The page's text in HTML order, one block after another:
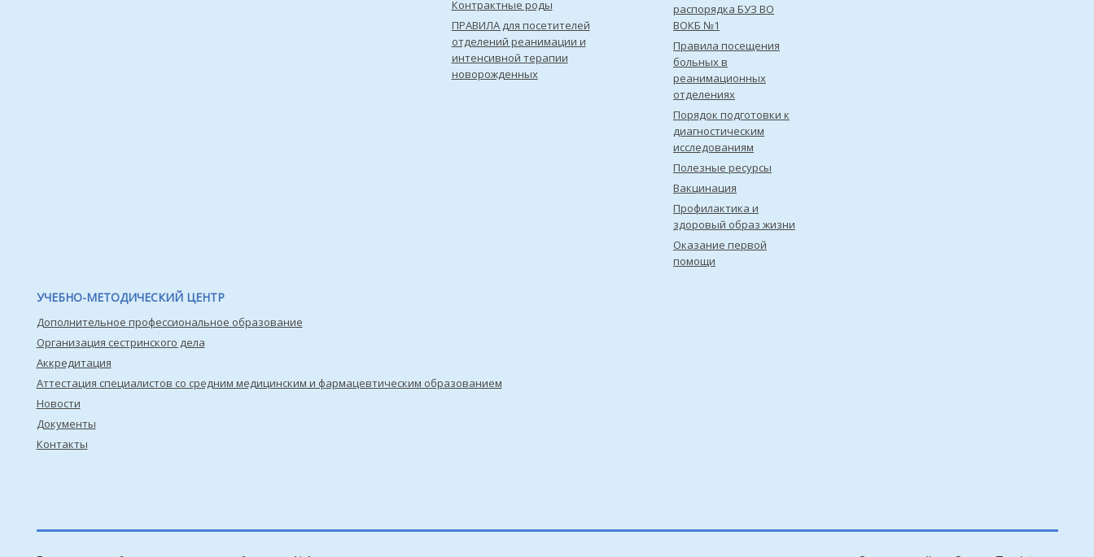
Контрактные роды
ПРАВИЛА для посетителей
отделений реанимации и
интенсивной терапии
новорожденных
распорядка БУЗ ВО
ВОКБ №1
Правила посещения
больных в
реанимационных
отделениях
Порядок подготовки к
диагностическим
исследованиям
Полезные ресурсы
Вакцинация
Профилактика и
здоровый образ жизни
Оказание первой
помощи
УЧЕБНО-МЕТОДИЧЕСКИЙ ЦЕНТР
Дополнительное профессиональное образование
Организация сестринского дела
Аккредитация
Аттестация специалистов со средним медицинским и фармацевтическим образованием
Новости
Документы
Контакты